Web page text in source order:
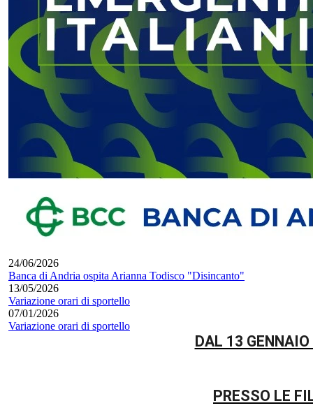
24/06/2026
Banca di Andria ospita Arianna Todisco "Disincanto"
13/05/2026
Variazione orari di sportello
07/01/2026
Variazione orari di sportello
DAL 13
PRESSO LE